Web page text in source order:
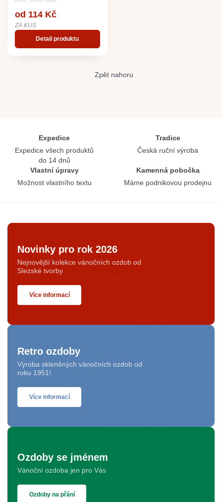
od 114 Kč
ZA KUS
Detail produktu
Zpět nahoru
Expedice
Expedice všech produktů
do 14 dnů
Tradice
Česká ruční výroba
Vlastní úpravy
Možnost vlastního textu
Kamenná pobočka
Máme podnikovou prodejnu
Novinky pro rok 2026
Nejnovější kolekce vánočních ozdob od
Slezské tvorby
Více informací
Retro ozdoby
Výroba skleněných vánočních ozdob od
roku 1951!
Více informací
Ozdoby se jménem
Vánoční ozdoba jen pro Vás
Ozdoby na přání